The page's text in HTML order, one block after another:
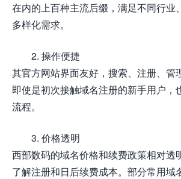
在内的上百种主流后缀，满足不同行业
多样化需求。
2. 操作便捷
其官方网站界面友好，搜索、注册、管
即使是初次接触域名注册的新手用户，
流程。
3. 价格透明
西部数码的域名价格和续费政策相对透
了解注册和日后续费成本。部分常用域